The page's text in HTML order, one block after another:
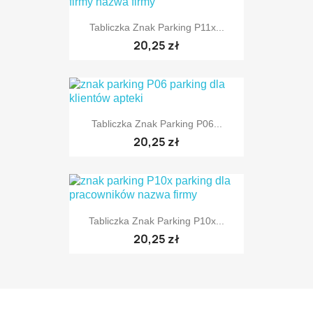
TYLKO ONLINE
Tabliczka Znak Parking P11x...
20,25 zł
TYLKO ONLINE
Tabliczka Znak Parking P06...
20,25 zł
TYLKO ONLINE
Tabliczka Znak Parking P10x...
20,25 zł